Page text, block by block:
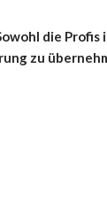
die Profis
zu